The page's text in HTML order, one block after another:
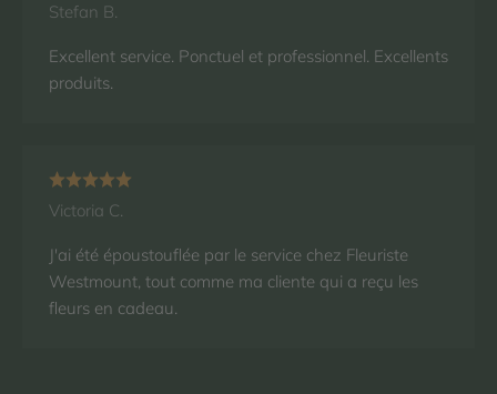
Stefan B.
Excellent service. Ponctuel et professionnel. Excellents
produits.
Victoria C.
J'ai été époustouflée par le service chez Fleuriste
Westmount, tout comme ma cliente qui a reçu les
fleurs en cadeau.